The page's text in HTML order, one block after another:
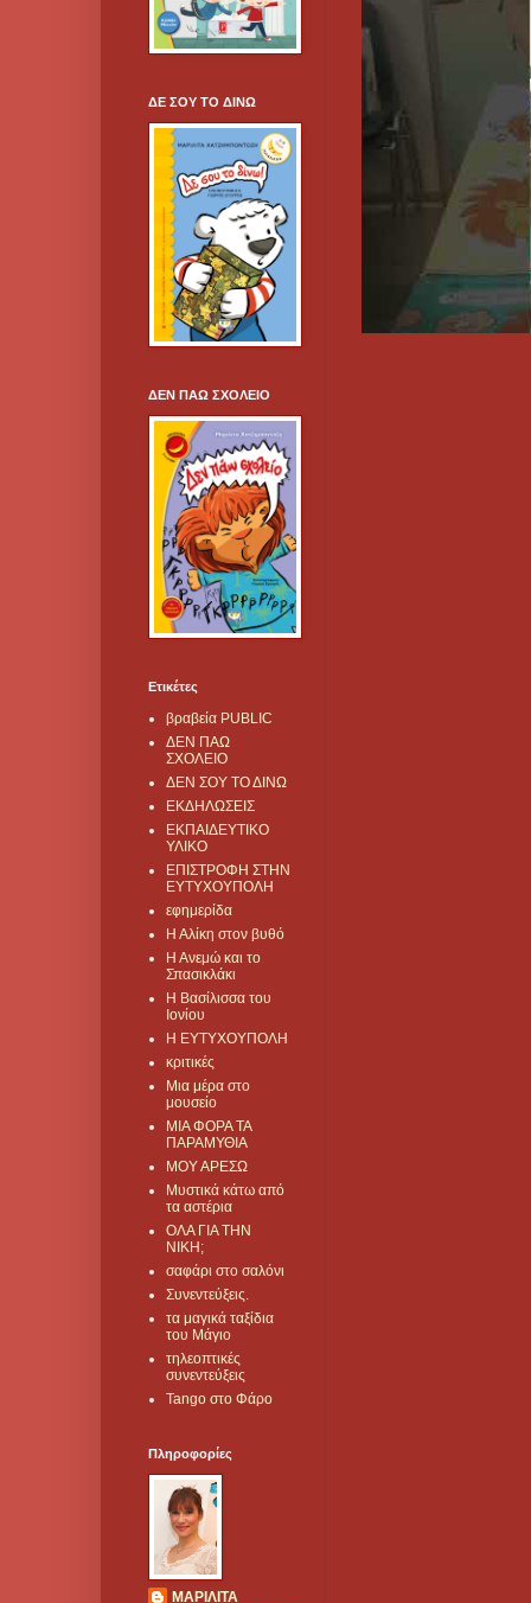
ΔΕ ΣΟΥ ΤΟ ΔΙΝΩ
ΔΕΝ ΠΑΩ ΣΧΟΛΕΙΟ
Ετικέτες
βραβεία PUBLIC
ΔΕΝ ΠΑΩ
ΣΧΟΛΕΙΟ
ΔΕΝ ΣΟΥ ΤΟ ΔΙΝΩ
ΕΚΔΗΛΩΣΕΙΣ
ΕΚΠΑΙΔΕΥΤΙΚΟ
ΥΛΙΚΟ
ΕΠΙΣΤΡΟΦΗ ΣΤΗΝ
ΕΥΤΥΧΟΥΠΟΛΗ
εφημερίδα
Η Αλίκη στον βυθό
Η Ανεμώ και το
Σπασικλάκι
Η Βασίλισσα του
Ιονίου
Η ΕΥΤΥΧΟΥΠΟΛΗ
κριτικές
Μια μέρα στο
μουσείο
ΜΙΑ ΦΟΡΑ ΤΑ
ΠΑΡΑΜΥΘΙΑ
ΜΟΥ ΑΡΕΣΩ
Μυστικά κάτω από
τα αστέρια
ΟΛΑ ΓΙΑ ΤΗΝ
ΝΙΚΗ;
σαφάρι στο σαλόνι
Συνεντεύξεις.
τα μαγικά ταξίδια
του Μάγιο
τηλεοπτικές
συνεντεύξεις
Tango στο Φάρο
Πληροφορίες
ΜΑΡΙΛΙΤΑ